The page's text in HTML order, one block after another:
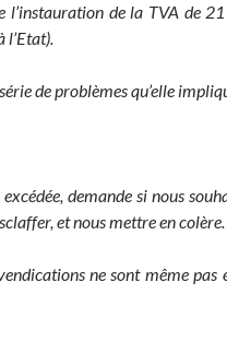
de la TVA de 21
l’Etat).
de problèmes qu’elle
demande si nous
et nous mettre en colère.
ne sont même pas